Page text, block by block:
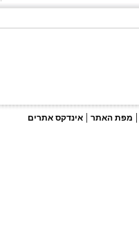
| מפת האתר | אינדקס אתרים